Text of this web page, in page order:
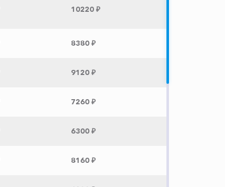
10220 ₽
8380 ₽
9120 ₽
7260 ₽
6300 ₽
8160 ₽